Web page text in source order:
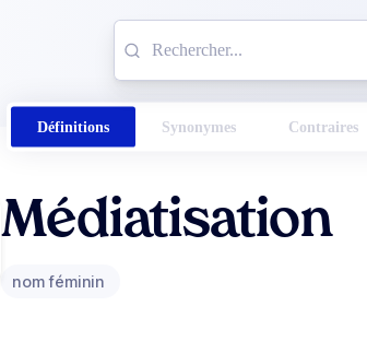
Définitions Synonymes Contraires
Médiatisation
nom féminin